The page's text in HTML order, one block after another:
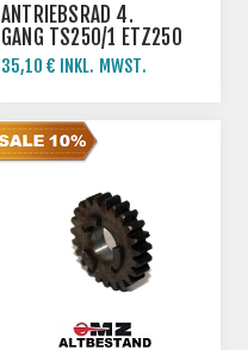
ANTRIEBSRAD 4.
GANG TS250/1 ETZ250
ETZ251
35,10 € INKL. MWST.